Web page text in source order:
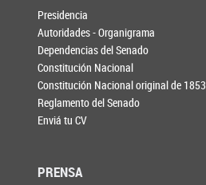
Presidencia
Autoridades - Organigrama
Dependencias del Senado
Constitución Nacional
Constitución Nacional original de 1853
Reglamento del Senado
Enviá tu CV
PRENSA